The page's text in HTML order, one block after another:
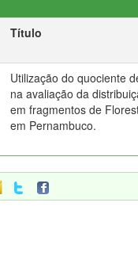
Título
Utilização do quociente
na avaliação da
em fragmentos de
em Pernambuco.